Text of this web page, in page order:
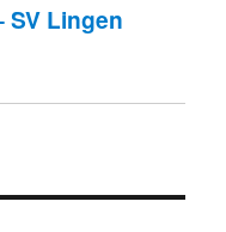
SV Lingen